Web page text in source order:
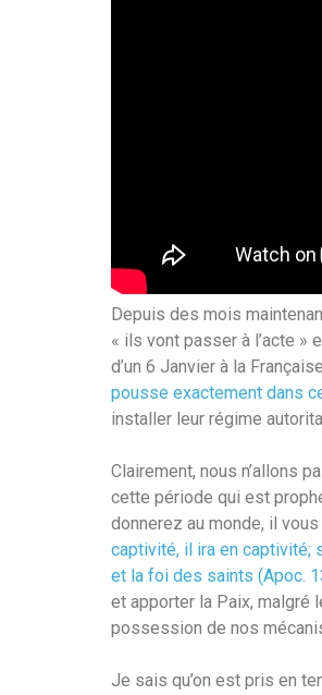
Depuis des mois
« ils vont passer à l’acte »
d’un 6 Janvier à la
pousse exactement dans
installer leur régime
Clairement, nous n’allons
cette période qui est
donnerez au monde, il vous
captivité, il ira en captivité;
et la foi des saints (Apoc.
et apporter la Paix, malgré
possession de nos
Je sais qu’on est pris en